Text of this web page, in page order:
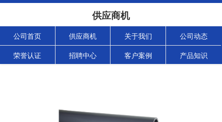
供应商机
公司首页 供应商机 关于我们 公司动态
荣誉认证 招聘中心 客户案例 产品知识